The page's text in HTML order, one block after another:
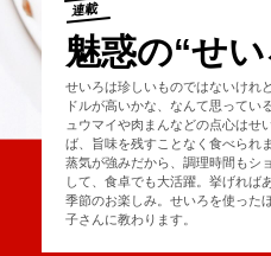
連載
魅惑の“せ
せいろは珍しいものではないけれ
ドルが高いかな、なんて思ってい
ュウマイや肉まんなどの点心はせ
ば、旨味を残すことなく食べられ
蒸気が強みだから、調理時間もシ
して、食卓でも大活躍。挙げれば
季節のお楽しみ。せいろを使った
子さんに教わります。